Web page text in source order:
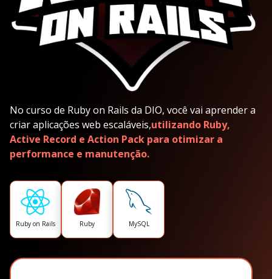
No curso de Ruby on Rails da DIO, você vai aprender a
criar aplicações web escaláveis,utilizando Ruby,
Active Record e Action Pack para otimizar a
performance e manutenção.
Ruby on Rails Ruby MySQL